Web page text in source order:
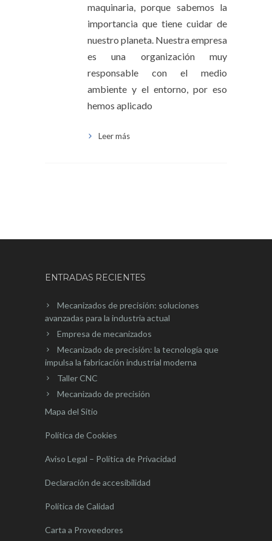
maquinaria, porque sabemos la
importancia que tiene cuidar de
nuestro planeta. Nuestra empresa
es una organización muy
responsable con el medio
ambiente y el entorno, por eso
hemos aplicado
Leer más
ENTRADAS RECIENTES
Mecanizados de precisión: soluciones
avanzadas para la industria actual
Empresa de mecanizados
Mecanizado de precisión: la tecnología que
impulsa la fabricación industrial moderna
Taller CNC
Mecanizado de precisión
Mapa del Sitio
Política de Cookies
Aviso Legal – Política de Privacidad
Declaración de accesibilidad
Política de Calidad
Carta a Proveedores